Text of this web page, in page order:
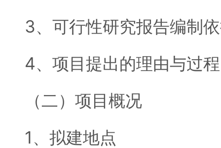
3、可行性研究报告编制
4、项目提出的理由与过程
（二）项目概况
1、拟建地点